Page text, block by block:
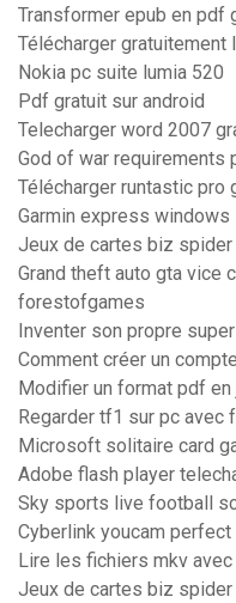
Transformer epub en pdf
Télécharger gratuitement
Nokia pc suite lumia 520
Pdf gratuit sur android
Telecharger word 2007
God of war requirements
Télécharger runtastic pro
Garmin express windows
Jeux de cartes biz
Grand theft auto gta vice
forestofgames
Inventer son propre
Comment créer un
Modifier un format pdf en
Regarder tf1 sur pc avec
Microsoft solitaire card
Adobe flash player
Sky sports live football
Cyberlink youcam
Lire les fichiers mkv
Jeux de cartes biz